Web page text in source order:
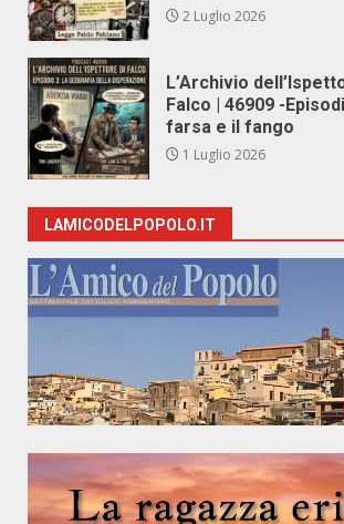
2 Luglio 2026
L’Archivio
Falco | 46909 -
farsa e il fango
1 Luglio 2026
LAMICODELPOPOLO.IT